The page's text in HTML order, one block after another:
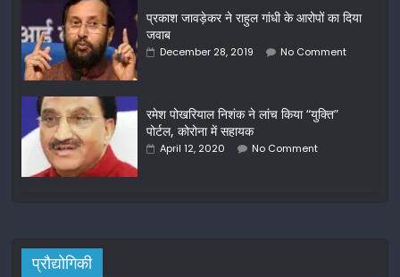
प्रकाश जावड़ेकर ने राहुल गांधी के आरोपों का दिया
जवाब
December 28, 2019 No Comment
रमेश पोखरियाल निशंक ने लांच किया “युक्ति”
पोर्टल, कोरोना में सहायक
April 12, 2020 No Comment
प्रौद्योगिकी